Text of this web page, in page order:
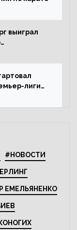
выиграл
лиги
#НОВОСТИ
ЕМЕЛЬЯНЕНКО